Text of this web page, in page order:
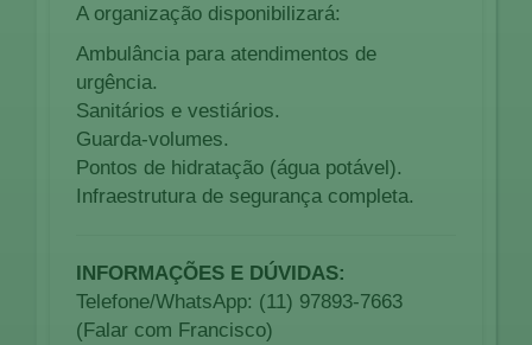
A organização disponibilizará:
Ambulância para atendimentos de
urgência.
Sanitários e vestiários.
Guarda-volumes.
Pontos de hidratação (água potável).
Infraestrutura de segurança completa.
INFORMAÇÕES E DÚVIDAS:
Telefone/WhatsApp: (11) 97893-7663
(Falar com Francisco)